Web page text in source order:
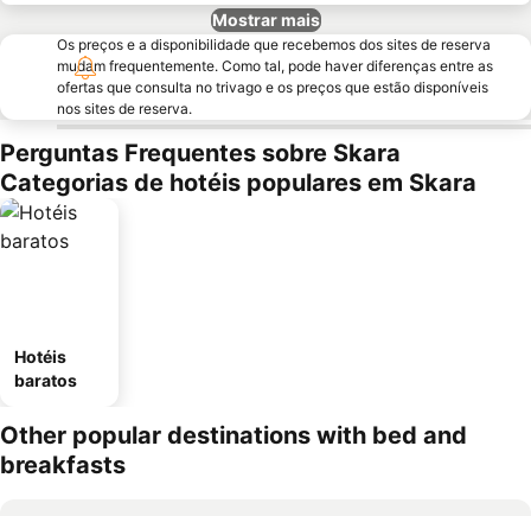
Mostrar mais
Os preços e a disponibilidade que recebemos dos sites de reserva
mudam frequentemente. Como tal, pode haver diferenças entre as
ofertas que consulta no trivago e os preços que estão disponíveis
nos sites de reserva.
Perguntas Frequentes sobre Skara
Categorias de hotéis populares em Skara
Hotéis
baratos
Other popular destinations with bed and
breakfasts